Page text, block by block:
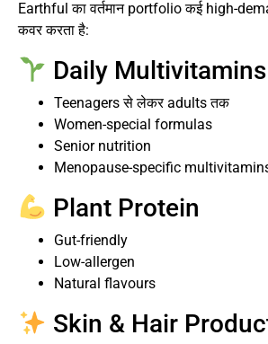
Earthful का वर्तमान portfolio कई high-
कवर करता है:
Daily Multivitamins
Teenagers से लेकर adults तक
Women-special formulas
Senior nutrition
Menopause-specific
Plant Protein
Gut-friendly
Low-allergen
Natural flavours
Skin & Hair